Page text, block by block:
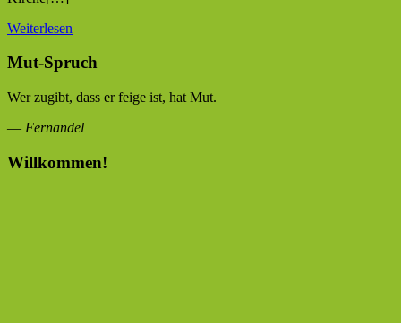
Weiterlesen
Mut-Spruch
Wer zugibt, dass er feige ist, hat Mut.
— Fernandel
Willkommen!